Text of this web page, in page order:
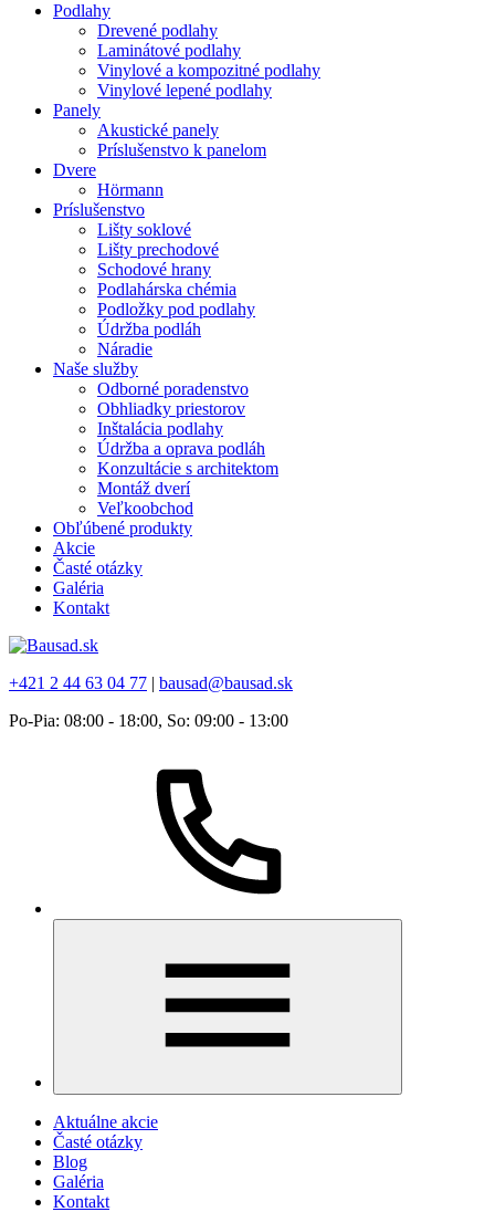
Podlahy
Drevené podlahy
Laminátové podlahy
Vinylové a kompozitné podlahy
Vinylové lepené podlahy
Panely
Akustické panely
Príslušenstvo k panelom
Dvere
Hörmann
Príslušenstvo
Lišty soklové
Lišty prechodové
Schodové hrany
Podlahárska chémia
Podložky pod podlahy
Údržba podláh
Náradie
Naše služby
Odborné poradenstvo
Obhliadky priestorov
Inštalácia podlahy
Údržba a oprava podláh
Konzultácie s architektom
Montáž dverí
Veľkoobchod
Obľúbené produkty
Akcie
Časté otázky
Galéria
Kontakt
+421 2 44 63 04 77 | bausad@bausad.sk
Po-Pia: 08:00 - 18:00, So: 09:00 - 13:00
Aktuálne akcie
Časté otázky
Blog
Galéria
Kontakt